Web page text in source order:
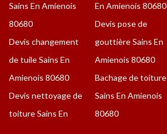
Sains En Amienois
80680
Devis changement
de tuile Sains En
Amienois 80680
Devis nettoyage de
toiture Sains En
En Amienois 80680
Devis pose de
gouttière Sains En
Amienois 80680
Bachage de toiture
Sains En Amienois
80680